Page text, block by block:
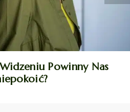
Powinny Nas